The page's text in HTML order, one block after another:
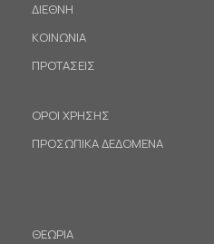
ΔΙΕΘΝΗ
ΚΟΙΝΩΝΙΑ
ΠΡΟΤΑΣΕΙΣ
ΟΡΟΙ ΧΡΗΣΗΣ
ΠΡΟΣΩΠΙΚΑ ΔΕΔΟΜΕΝΑ
ΘΕΩΡΙΑ